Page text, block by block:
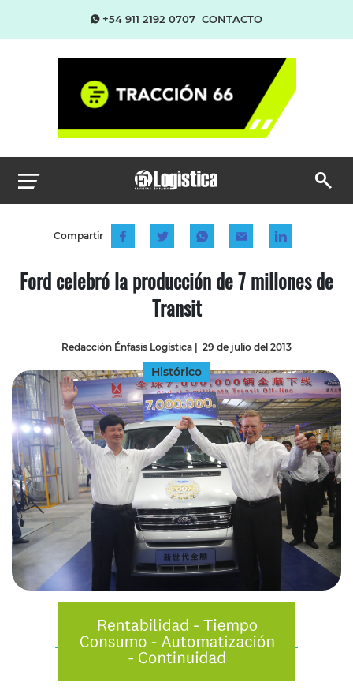
+54 911 2192 0707 CONTACTO
Compartir
Ford celebró la producción de 7 millones de
Transit
Redacción Énfasis Logística | 29 de julio del 2013
Histórico